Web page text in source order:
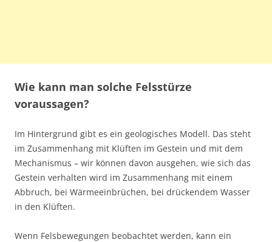
Wie kann man solche Felsstürze
voraussagen?
Im Hintergrund gibt es ein geologisches Modell. Das steht
im Zusammenhang mit Klüften im Gestein und mit dem
Mechanismus – wir können davon ausgehen, wie sich das
Gestein verhalten wird im Zusammenhang mit einem
Abbruch, bei Wärmeeinbrüchen, bei drückendem Wasser
in den Klüften.
Wenn Felsbewegungen beobachtet werden, kann ein